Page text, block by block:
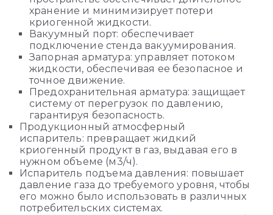
хранение и минимизирует потери
криогенной жидкости.
Вакуумный порт: обеспечивает
подключение стенда вакуумирования.
Запорная арматура: управляет потоком
жидкости, обеспечивая ее безопасное и
точное движение.
Предохранительная арматура: защищает
систему от перегрузок по давлению,
гарантируя безопасность.
Продукционный атмосферный
испаритель: превращает жидкий
криогенный продукт в газ, выдавая его в
нужном объеме (м3/ч).
Испаритель подъема давления: повышает
давление газа до требуемого уровня, чтобы
его можно было использовать в различных
потребительских системах.